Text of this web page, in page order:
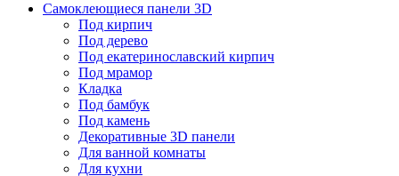
Самоклеющиеся панели 3D
Под кирпич
Под дерево
Под екатеринославский кирпич
Под мрамор
Кладка
Под бамбук
Под камень
Декоративные 3D панели
Для ванной комнаты
Для кухни